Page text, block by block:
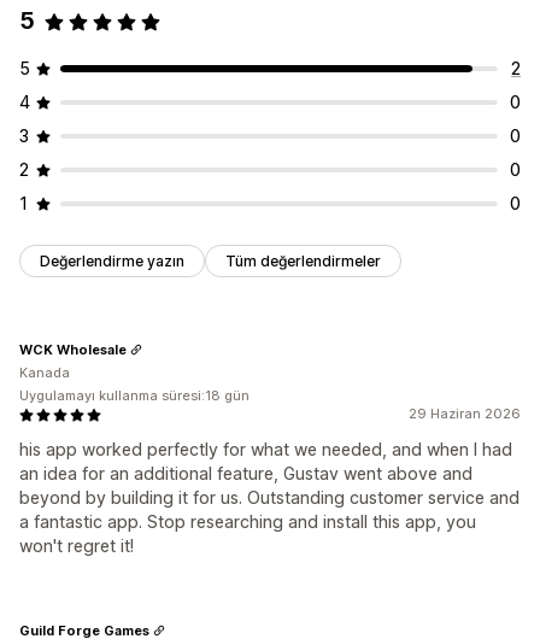
5
5
2
4
0
3
0
2
0
1
0
Değerlendirme yazın Tüm değerlendirmeler
29 Haziran 2026
his app worked perfectly for what we needed, and when I had
an idea for an additional feature, Gustav went above and
beyond by building it for us. Outstanding customer service and
a fantastic app. Stop researching and install this app, you
won't regret it!
WCK Wholesale
Kanada
Uygulamayı kullanma süresi:18 gün
Guild Forge Games